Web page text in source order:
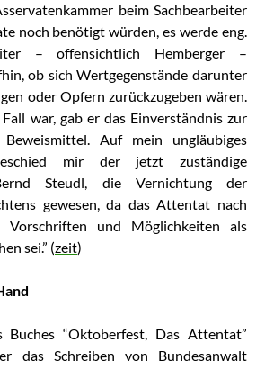
beim Sachbearbeiter
noch benötigt würden, es werde eng.
– offensichtlich Hemberger –
ob sich Wertgegenstände darunter
oder Opfern zurückzugeben wären.
war, gab er das Einverständnis zur
Auf mein ungläubiges
mir der jetzt zuständige
Steudl, die Vernichtung der
gewesen, da das Attentat nach
Vorschriften und Möglichkeiten als
sei.” (zeit)
“Oktoberfest, Das Attentat”
das Schreiben von Bundesanwalt